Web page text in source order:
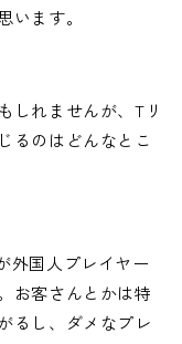
います。
しれませんが、Tリ
るのはどんなとこ
国人プレイヤー
お客さんとかは特
るし、ダメなプレ